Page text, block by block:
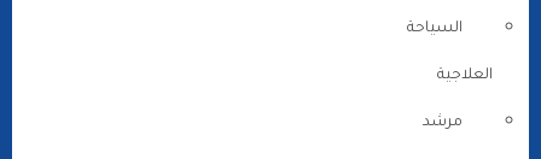
السياحة
العلاجية
مرشد